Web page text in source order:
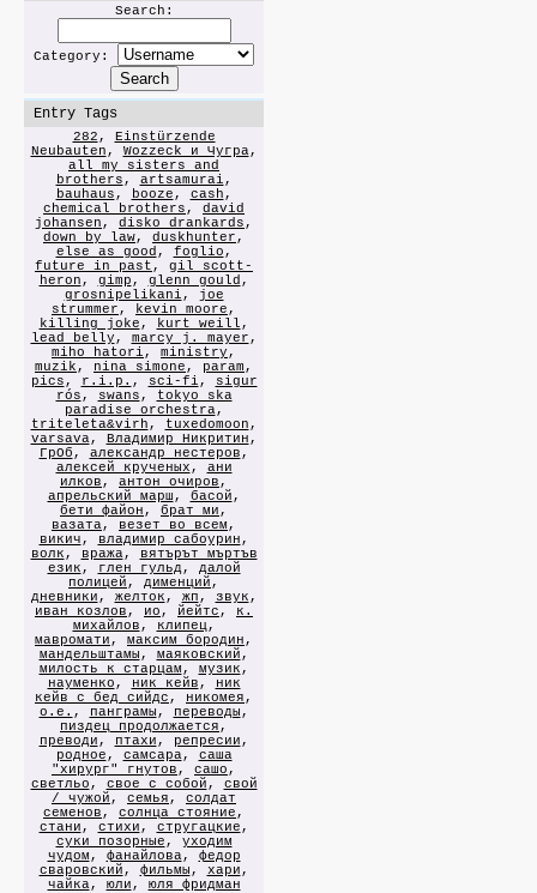
Search:
Category:
Entry Tags
282 , Einstürzende
Neubauten , Wozzeck и Чугра,
all my sisters and
brothers , artsamurai ,
bauhaus , booze , cash ,
chemical brothers , david
johansen , disko drankards ,
down by law, duskhunter ,
else as good , foglio ,
future in past , gil scott-
heron , gimp , glenn gould ,
grosnipelikani ,
joe
strummer , kevin moore ,
killing joke , kurt weill ,
lead belly , marcy j. mayer ,
miho hatori , ministry ,
muzik , nina simone , param ,
pics , r.i.p. , sci-fi ,
sigur
rós , swans ,
tokyo ska
paradise orchestra,
triteleta&virh , tuxedomoon ,
varsava, Владимир Никритин ,
ГрОб , александр нестеров ,
алексей крученых , ани
илков , антон очиров ,
апрельский марш , басой ,
бети файон , брат ми ,
вазата, везет во всем ,
викич , владимир сабоурин ,
волк , вража,
вятърът мъртъв
език , глен гульд, далой
полицей , дименций ,
дневники , желток , жп , звук ,
иван козлов , ио , йейтс , к.
михайлов , клипец,
мавромати , максим бородин ,
мандельштамы , маяковский ,
милость к старцам , музик ,
науменко , ник кейв ,
ник
кейв с бед сийдс , никомея ,
о.е. , панграмы , переводы ,
пиздец продолжается ,
преводи , птахи , репресии ,
родное , самсара, саша
"хирург" гнутов , сашо ,
светльо , свое с собой , свой
/ чужой , семья , солдат
семенов , солнца стояние ,
стани , стихи , стругацкие ,
суки позорные , уходим
чудом , фанайлова, федор
сваровский , фильмы , хари ,
чайка, юли , юля фридман